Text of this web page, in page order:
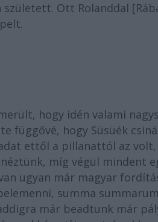
Ott Rolanddal
hogy idén valami
hogy Süsüék
ettől a pillanattól az
míg végül mindent
ugyan már magyar
summa
már beadtunk már